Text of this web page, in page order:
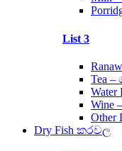
List 3
Tea
Wine
Dry Fish කරවල